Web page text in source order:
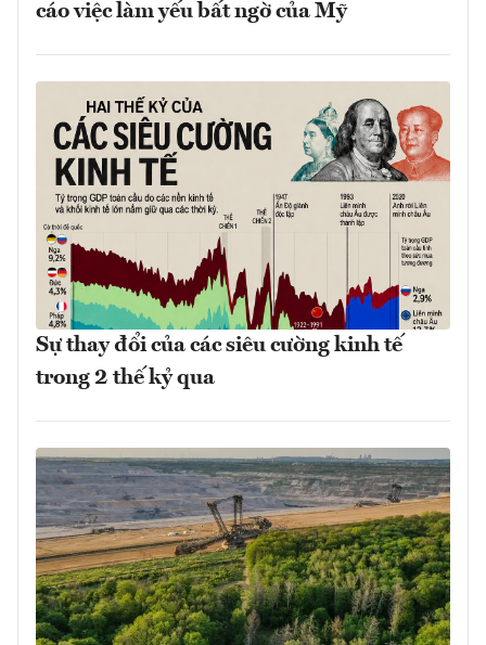
cáo việc làm yếu bất ngờ của Mỹ
Sự thay đổi của các siêu cường kinh tế
trong 2 thế kỷ qua